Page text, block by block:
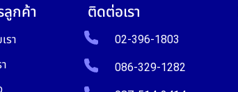
ลูกค้า
รา
ติดต่อเรา
02-396-1803
086-329-1282